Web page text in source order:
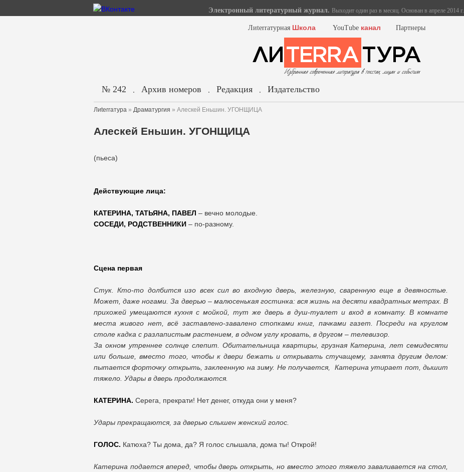
Электронный литературный журнал. Выходит один раз в месяц. Основан в апреле 2014 г.
Лиterraтурная Школа YouTube канал Партнеры
№ 242 . Архив номеров . Редакция . Издательство
Лиterraтура » Драматургия » Алескей Еньшин. УГОНЩИЦА
Алескей Еньшин. УГОНЩИЦА
(пьеса)
Действующие лица:
КАТЕРИНА, ТАТЬЯНА, ПАВЕЛ – вечно молодые.
СОСЕДИ, РОДСТВЕННИКИ – по-разному.
Сцена первая
Стук. Кто-то долбится изо всех сил во входную дверь, железную, сваренную еще в девяностые.
Может, даже ногами. За дверью – малюсенькая гостинка: вся жизнь на десяти квадратных метрах. В
прихожей умещаются кухня с мойкой, тут же дверь в душ-туалет и вход в комнату. В комнате
места живого нет, всё заставлено-завалено стопками книг, пачками газет. Посреди на круглом
столе кадка с разлапистым растением, в одном углу кровать, в другом – телевизор.
За окном утреннее солнце слепит. Обитательница квартиры, грузная Катерина, лет семидесяти
или больше, вместо того, чтобы к двери бежать и открывать стучащему, занята другим делом:
пытается форточку открыть, заклеенную на зиму. Не получается, Катерина утирает пот, дышит
тяжело. Удары в дверь продолжаются.
КАТЕРИНА. Серега, прекрати! Нет денег, откуда они у меня?
Удары прекращаются, за дверью слышен женский голос.
ГОЛОС. Катюха? Ты дома, да? Я голос слышала, дома ты! Открой!
Катерина подается вперед, чтобы дверь открыть, но вместо этого тяжело заваливается на стол,